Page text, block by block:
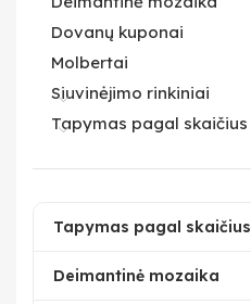
Dovanų kuponai
Molbertai
Siuvinėjimo rinkiniai
Tapymas pagal skaičius
Tapymas pagal skaičius
Deimantinė mozaika